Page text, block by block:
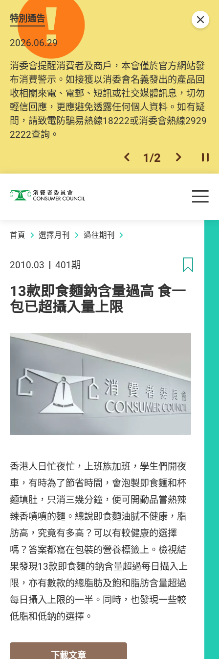
特別通告
2026.06.29
消委會提醒消費者及商戶，本會僅於官方網站發
布消費警示。如接獲以消委會名義發出的產品回
收相關來電、電郵、短訊或社交媒體訊息，切勿
輕信回應，更應避免透露任何個人資料。如有疑
問，請致電防騙易熱線18222或消委會熱線2929
2222查詢。
上一個
1/2 下一個開
關閉
消費者委員會 目
首頁 選擇月刊 過往期刊
2010.03 401期
13款即食麵鈉含量過高 食一
包已超攝入量上限
香港人日忙夜忙，上班族加班，學生們開夜
車，有時為了節省時間，會泡製即食麵和杯
麵填肚，只消三幾分鐘，便可開動品嘗熱辣
辣香噴噴的麵。總說即食麵油膩不健康，脂
肪高，究竟有多高？可以有較健康的選擇
嗎？答案都寫在包裝的營養標籤上。檢視結
果發現13款即食麵的鈉含量超過每日攝入上
限，亦有數款的總脂肪及飽和脂肪含量超過
每日攝入上限的一半。同時，也發現一些較
低脂和低鈉的選擇。
下載文章